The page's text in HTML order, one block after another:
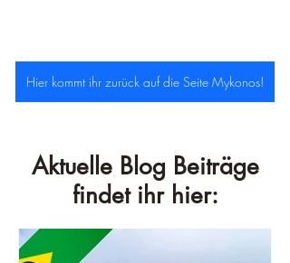
Hier kommt ihr zurück auf die Seite Mykonos!
Aktuelle Blog Beiträge
findet ihr hier: